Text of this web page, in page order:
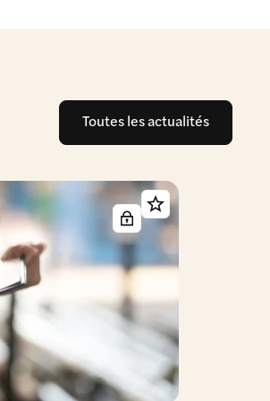
Toutes les actualités